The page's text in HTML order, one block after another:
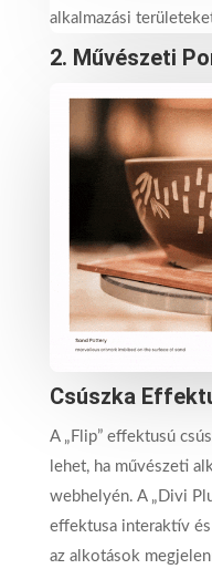
2. Művészeti
Csúszka
A „Flip” effektusú
lehet, ha művészeti
webhelyén. A „Divi
effektusa interaktív
az alkotások